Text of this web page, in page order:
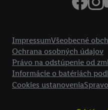
ImpressumVšeobecné
Ochrana osobných údajov
Právo na odstúpenie od
Informácie o batériách
Cookies ustanovenia